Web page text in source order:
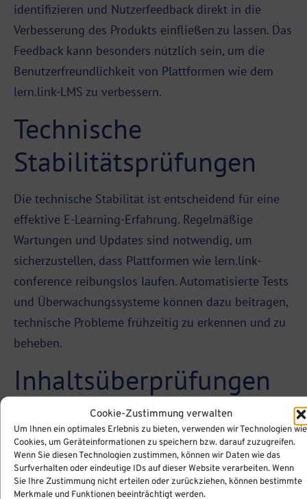
Cookie-Zustimmung verwalten
Um Ihnen ein optimales Erlebnis zu bieten, verwenden wir Technologien wie
Cookies, um Geräteinformationen zu speichern bzw. darauf zuzugreifen.
Wenn Sie diesen Technologien zustimmen, können wir Daten wie das
Surfverhalten oder eindeutige IDs auf dieser Website verarbeiten. Wenn
Sie Ihre Zustimmung nicht erteilen oder zurückziehen, können bestimmte
Merkmale und Funktionen beeinträchtigt werden.
identifizieren und Nutzerfeedback direkt in die
Verbesserung des Produkts einfließen zu lassen. Das
Feedback kann besonders nützlich sein, um die
Benutzerfreundlichkeit von Plattformen wie dem
lern.link-LMS zu verbessern.
Technische
Stabilitätsprüfungen
Die technische Stabilität ist entscheidend für eine
effektive E-Learning-Erfahrung. Regelmäßige
Wartungen und Updates sind notwendig, um
sicherzustellen, dass Plattformen wie lern.link-
conference reibungslos laufen. Automatisierte Tests
und Überwachungssysteme können dazu beitragen,
technische Probleme frühzeitig zu erkennen und zu
beheben.
Inhaltsüberprüfungen
Die Qualität und Genauigkeit des bereitgestellten
Inhalts sind für den Bildungserfolg von
entscheidender Bedeutung. Experten aus dem
jeweiligen Fachgebiet sollten daher den Inhalt